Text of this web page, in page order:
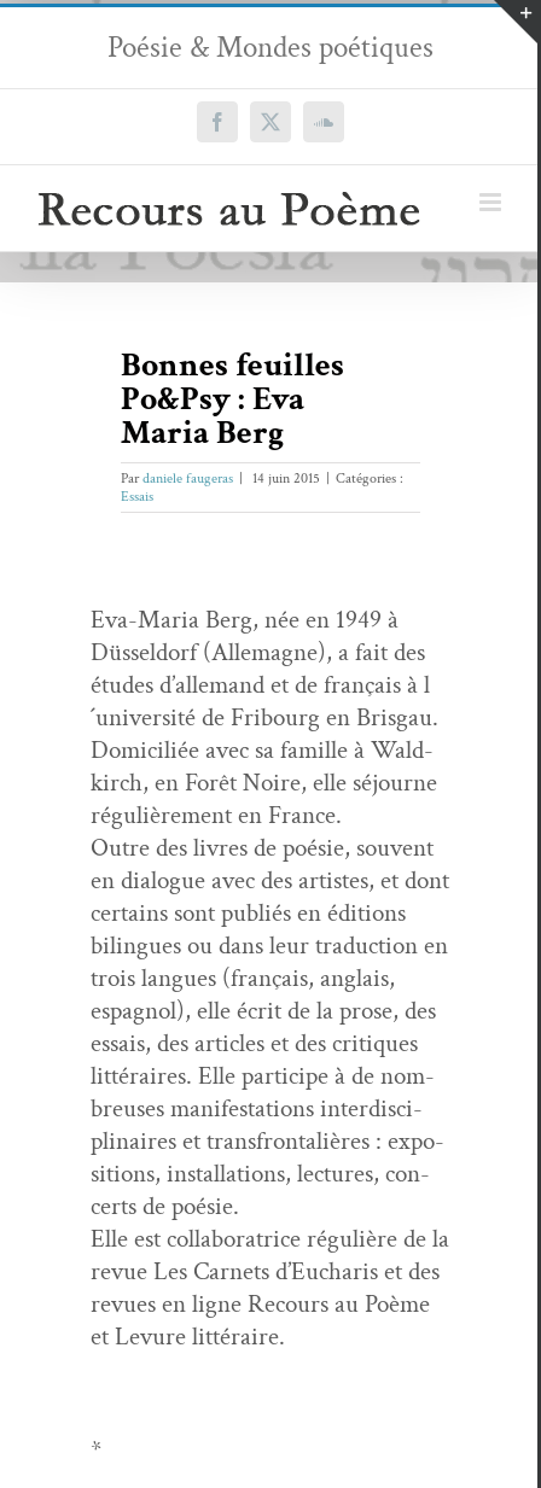
Passer
contenu
Poésie & Mondes poétiques
Facebook
X SoundCloud
Bonnes feuilles
Po&Psy : Eva
Maria Berg
Pardaniele faugeras 14 juin 2015
Catégories :
Essais
Eva-Maria Berg, née en 1949 à
Düs­sel­dorf (Alle­magne), a fait des
études d’allemand et de français à l
´université de Fri­bourg en Bris­gau.
Domi­cil­iée avec sa famille à Wald­
kirch, en Forêt Noire, elle séjourne
régulière­ment en France.
Out­re des livres de poésie, sou­vent
en dia­logue avec des artistes, et dont
cer­tains sont pub­liés en édi­tions
bilingues ou dans leur tra­duc­tion en
trois langues (français, anglais,
espag­nol), elle écrit de la prose, des
essais, des arti­cles et des cri­tiques
lit­téraires. Elle par­ticipe à de nom­
breuses man­i­fes­ta­tions inter­dis­ci­
plinaires et trans­frontal­ières : expo­
si­tions, instal­la­tions, lec­tures, con­
certs de poésie.
Elle est col­lab­o­ra­trice régulière de la
revue Les Car­nets d’Eucharis et des
revues en ligne Recours au Poème
et Lev­ure littéraire.
*